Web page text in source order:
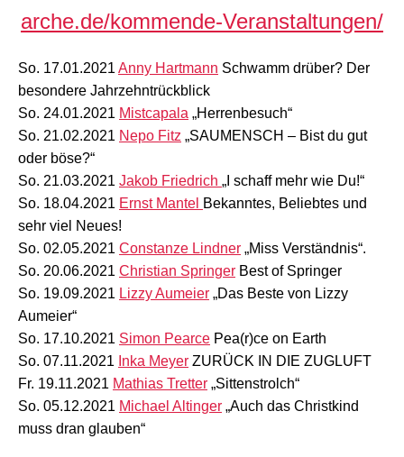
arche.de/kommende-Veranstaltungen/
So. 17.01.2021 Anny Hartmann Schwamm drüber? Der
besondere Jahrzehntrückblick
So. 24.01.2021 Mistcapala „Herrenbesuch“
So. 21.02.2021 Nepo Fitz „SAUMENSCH – Bist du gut
oder böse?“
So. 21.03.2021 Jakob Friedrich „I schaff mehr wie Du!“
So. 18.04.2021 Ernst Mantel Bekanntes, Beliebtes und
sehr viel Neues!
So. 02.05.2021 Constanze Lindner „Miss Verständnis“.
So. 20.06.2021 Christian Springer Best of Springer
So. 19.09.2021 Lizzy Aumeier „Das Beste von Lizzy
Aumeier“
So. 17.10.2021 Simon Pearce Pea(r)ce on Earth
So. 07.11.2021 Inka Meyer ZURÜCK IN DIE ZUGLUFT
Fr. 19.11.2021 Mathias Tretter „Sittenstrolch“
So. 05.12.2021 Michael Altinger „Auch das Christkind
muss dran glauben“